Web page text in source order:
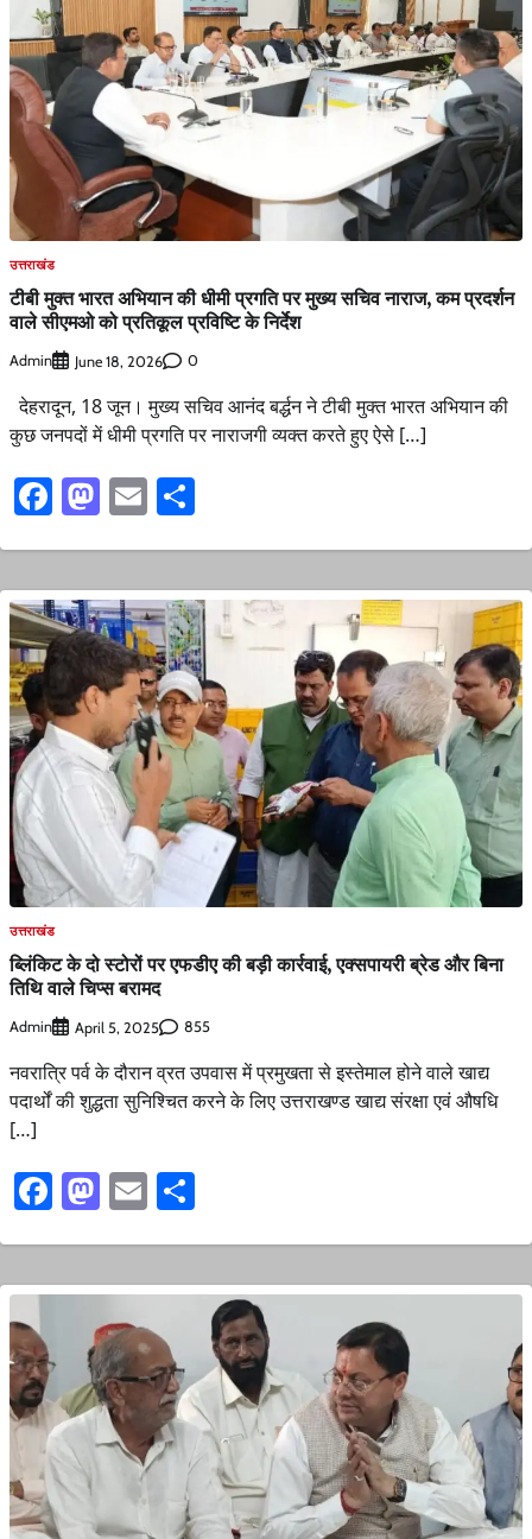
उत्तराखंड
टीबी मुक्त भारत अभियान की धीमी प्रगति पर मुख्य सचिव नाराज, कम प्रदर्शन
वाले सीएमओ को प्रतिकूल प्रविष्टि के निर्देश
Admin June 18, 2026 0
देहरादून, 18 जून। मुख्य सचिव आनंद बर्द्धन ने टीबी मुक्त भारत अभियान की
कुछ जनपदों में धीमी प्रगति पर नाराजगी व्यक्त करते हुए ऐसे […]
Facebook
Mastodon
Email
उत्तराखंड
ब्लिंकिट के दो स्टोरों पर एफडीए की बड़ी कार्रवाई, एक्सपायरी ब्रेड और बिना
तिथि वाले चिप्स बरामद
Admin April 5, 2025 855
नवरात्रि पर्व के दौरान व्रत उपवास में प्रमुखता से इस्तेमाल होने वाले खाद्य
पदार्थों की शुद्धता सुनिश्चित करने के लिए उत्तराखण्ड खाद्य संरक्षा एवं औषधि
[…]
Facebook
Mastodon
Email